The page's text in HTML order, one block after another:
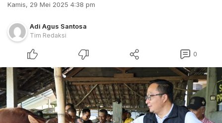
Kamis, 29 Mei 2025 4:38 pm
Adi Agus Santosa
Tim Redaksi
0